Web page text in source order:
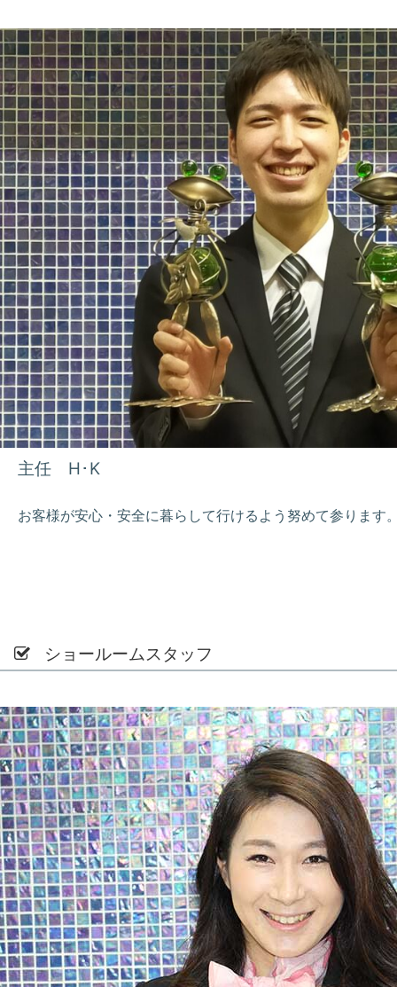
主任 H･K
お客様が安心・安全に暮らして行けるよう努めて参ります
ショールームスタッフ